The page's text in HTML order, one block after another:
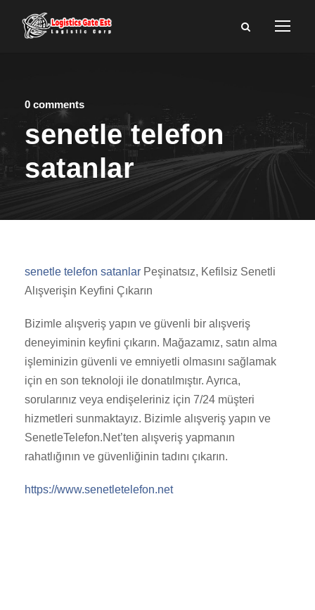
0 comments
senetle telefon
satanlar
senetle telefon satanlar Peşinatsız, Kefilsiz Senetli
Alışverişin Keyfini Çıkarın
Bizimle alışveriş yapın ve güvenli bir alışveriş
deneyiminin keyfini çıkarın. Mağazamız, satın alma
işleminizin güvenli ve emniyetli olmasını sağlamak
için en son teknoloji ile donatılmıştır. Ayrıca,
sorularınız veya endişeleriniz için 7/24 müşteri
hizmetleri sunmaktayız. Bizimle alışveriş yapın ve
SenetleTelefon.Net’ten alışveriş yapmanın
rahatlığının ve güvenliğinin tadını çıkarın.
https://www.senetletelefon.net